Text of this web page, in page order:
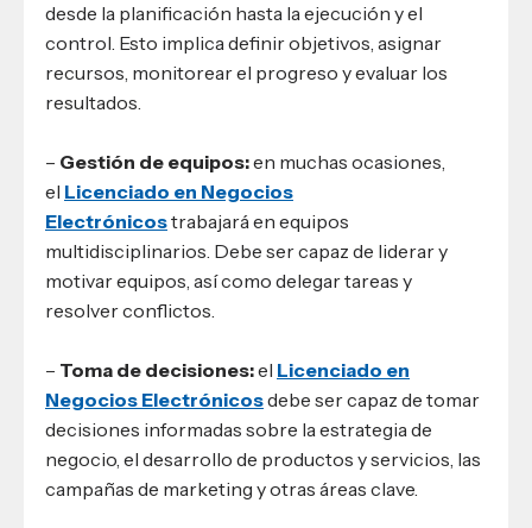
desde la planificación hasta la ejecución y el
control. Esto implica definir objetivos, asignar
recursos, monitorear el progreso y evaluar los
resultados.
– Gestión de equipos:en muchas ocasiones,
el Licenciado en Negocios
Electrónicostrabajará en equipos
multidisciplinarios. Debe ser capaz de liderar y
motivar equipos, así como delegar tareas y
resolver conflictos.
– Toma de decisiones:el Licenciado en
Negocios Electrónicosdebe ser capaz de tomar
decisiones informadas sobre la estrategia de
negocio, el desarrollo de productos y servicios, las
campañas de marketing y otras áreas clave.